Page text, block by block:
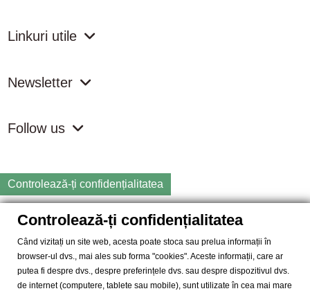
Linkuri utile
Newsletter
Follow us
Controlează-ți confidențialitatea
Copyright
2026 samdistribution.ro - Magazin online cu Produse
SAM DISTRIBUTION S.R.L.- Cod fiscal: RO14935035, Registrul
Comertului: J40/10004/2002, Adresa: Str. Dimieni, nr. 7, Bucuresti,
sector 5.
Controlează-ți confidențialitatea
Când vizitați un site web, acesta poate stoca sau prelua informații în
browser-ul dvs., mai ales sub forma "cookies". Aceste informații, care ar
putea fi despre dvs., despre preferințele dvs. sau despre dispozitivul dvs.
de internet (computere, tablete sau mobile), sunt utilizate în cea mai mare